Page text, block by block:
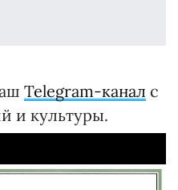
Telegram-канал с
и культуры.